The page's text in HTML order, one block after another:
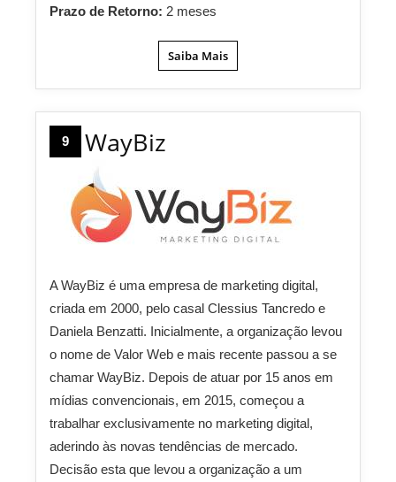
Prazo de Retorno: 2 meses
Saiba Mais
9 WayBiz
A WayBiz é uma empresa de marketing digital,
criada em 2000, pelo casal Clessius Tancredo e
Daniela Benzatti. Inicialmente, a organização levou
o nome de Valor Web e mais recente passou a se
chamar WayBiz. Depois de atuar por 15 anos em
mídias convencionais, em 2015, começou a
trabalhar exclusivamente no marketing digital,
aderindo às novas tendências de mercado.
Decisão esta que levou a organização a um